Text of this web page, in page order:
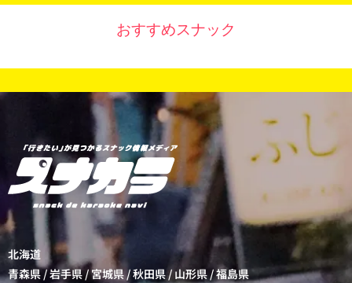
おすすめスナック
北海道
青森県/岩手県/宮城県/秋田県 / 山形県/福島県